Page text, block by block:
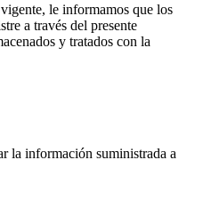
le informamos que los
a través del presente
y tratados con la
la información suministrada a